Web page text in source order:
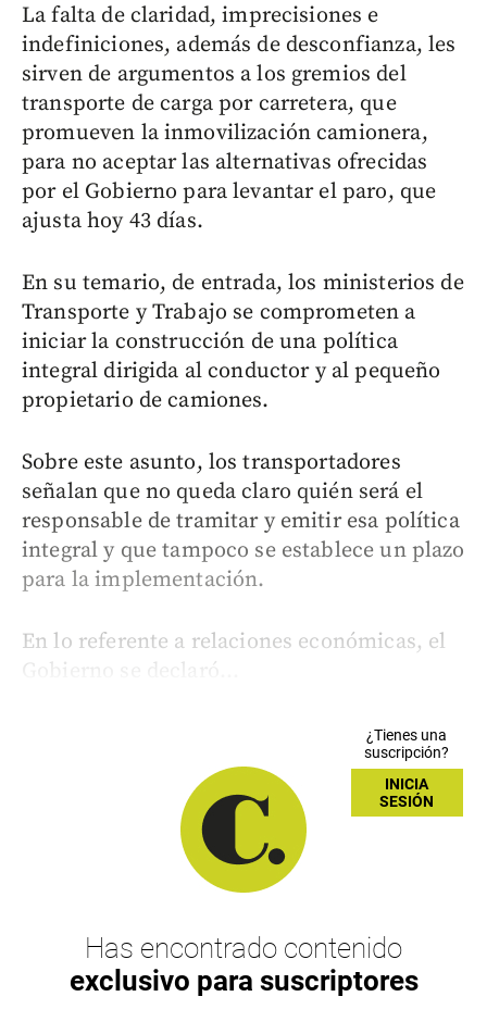
La falta de claridad, imprecisiones e
indefiniciones, además de desconfianza, les
sirven de argumentos a los gremios del
transporte de carga por carretera, que
promueven la inmovilización camionera,
para no aceptar las alternativas ofrecidas
por el Gobierno para levantar el paro, que
ajusta hoy 43 días.
En su temario, de entrada, los ministerios de
Transporte y Trabajo se comprometen a
iniciar la construcción de una política
integral dirigida al conductor y al pequeño
propietario de camiones.
Sobre este asunto, los transportadores
señalan que no queda claro quién será el
responsable de tramitar y emitir esa política
integral y que tampoco se establece un plazo
para la implementación.
En lo referente a relaciones económicas, el
Gobierno se declaró...
¿Tienes una
suscripción?
INICIA
SESIÓN
Has encontrado contenido
exclusivo para suscriptores